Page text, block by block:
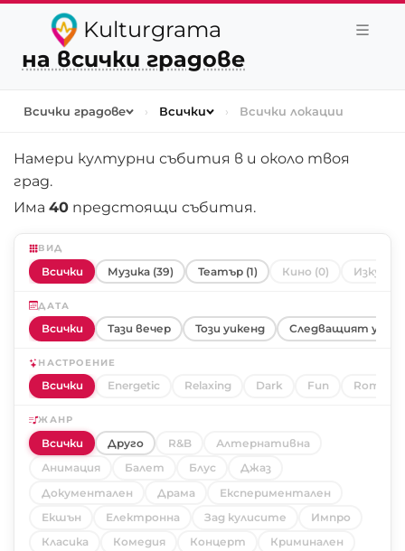
Kulturgrama
на всички градове
Всички градове › Всички › Всички локации
Намери културни събития в и около твоя
град.
Има 40 предстоящи събития.
ВИД
Всички Музика (39) Театър (1) Кино (0)
ДАТА
Всички Тази вечер Този уикенд Следващият
НАСТРОЕНИЕ
Всички Energetic Relaxing Dark Fun
ЖАНР
Всички Друго R&B
Алтернативна
Анимация
Балет Блус
Джаз
Документален
Драма
Експериментален
Екшън
Електронна Зад кулисите
Импро
Класика
Комедия Концерт
Криминален